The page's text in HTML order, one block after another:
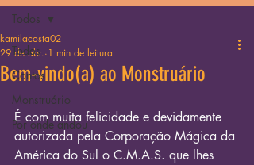
Todos
Contos
Monstruário
Por onde andou
Todos
Bem-vindo(a) ao Monstruário
kamilacosta02
29 de abr. 1 min de leitura
É com muita felicidade e devidamente
autorizada pela Corporação Mágica da
América do Sul o C.M.A.S. que lhes